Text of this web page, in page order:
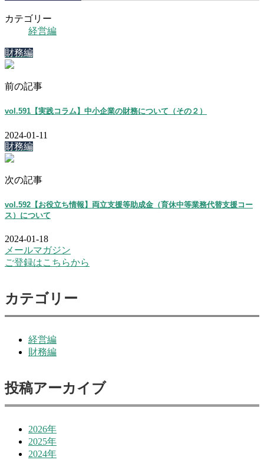
カテゴリー
経営編
財務編
前の記事
vol.591【実践コラム】中小企業の財務について（その２）
2024-01-11
財務編
次の記事
vol.592【お役立ち情報】両立支援等助成金（育休中等業務代替支援コー
ス）について
2024-01-18
メールマガジン
ご登録はこちらから
カテゴリー
経営編
財務編
投稿アーカイブ
2026年
2025年
2024年